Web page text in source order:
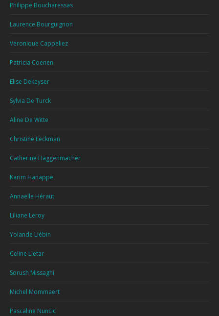
Philippe Boucharessas
Laurence Bourguignon
Véronique Cappeliez
Patricia Coenen
Elise Dekeyser
Sylvia De Turck
Aline De Witte
Christine Eeckman
Catherine Haggenmacher
Karim Hanappe
Annaëlle Héraut
Liliane Leroy
Yolande Liébin
Celine Lietar
Sorush Missaghi
Michel Mommaert
Pascaline Nuncic